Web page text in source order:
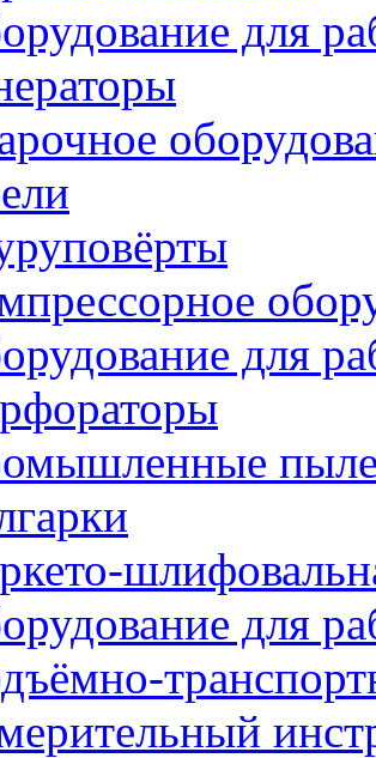
для
для
для